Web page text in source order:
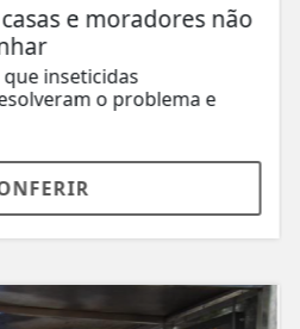
e moradores não
inseticidas
o problema e